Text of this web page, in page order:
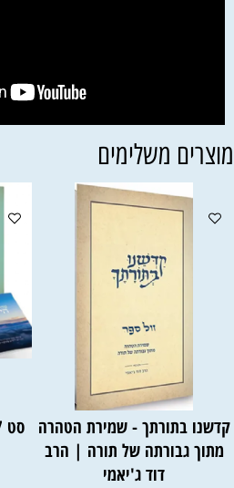
משלימים
קדשנו בתורתך - שמירת הטהרה
מתוך גבורתה של תורה | הרב
דוד ג'יאמי